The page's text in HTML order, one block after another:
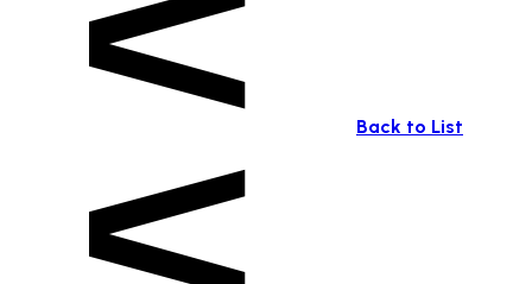
Back to List